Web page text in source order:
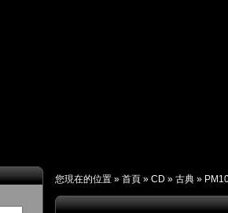
您現在的位置 » 首頁 » CD » 古典 »